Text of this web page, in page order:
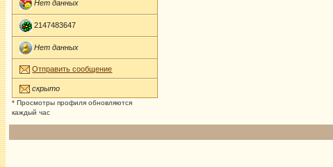
Нет данных
2147483647
Нет данных
Отправить сообщение
скрыто
* Просмотры профиля обновляются
каждый час